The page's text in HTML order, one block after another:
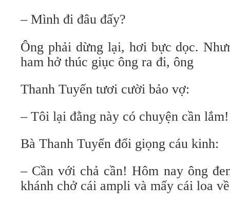
– Mình đi đâu đấy?
Ông phải dừng lại, hơi bực dọc.
ham hở thúc giục ông ra đi, ông
Thanh Tuyến tươi cười bảo vợ:
– Tôi lại đằng này có chuyện cần lắm!
Bà Thanh Tuyến đổi giọng cáu kinh:
– Cần với chả cần! Hôm nay ông
khánh chở cái ampli và mấy cái loa